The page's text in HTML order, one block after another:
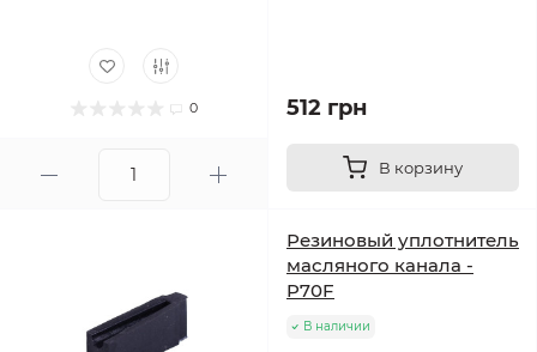
0 512 грн
В корзину
Резиновый уплотнитель
масляного канала -
P70F
В наличии